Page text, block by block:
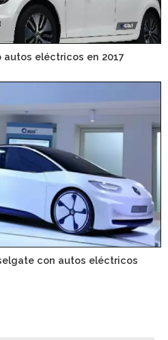
autos eléctricos en 2017
con autos eléctricos